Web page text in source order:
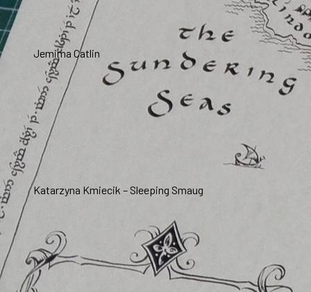
Jemima Catlin
Katarzyna Kmiecik – Sleeping Smaug